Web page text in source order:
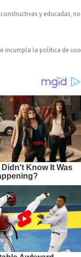
y educadas, no
incumpla la política de uso